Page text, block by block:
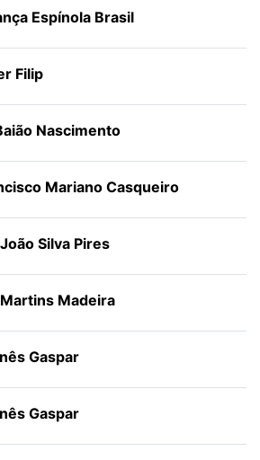
Espínola Brasil
Filip
Nascimento
Mariano Casqueiro
Silva Pires
Madeira
Gaspar
Gaspar